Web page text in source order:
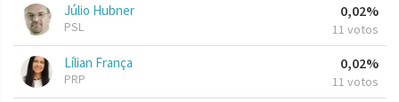
Júlio Hubner
PSL
0,02%
11 votos
Lílian França
PRP
0,02%
11 votos